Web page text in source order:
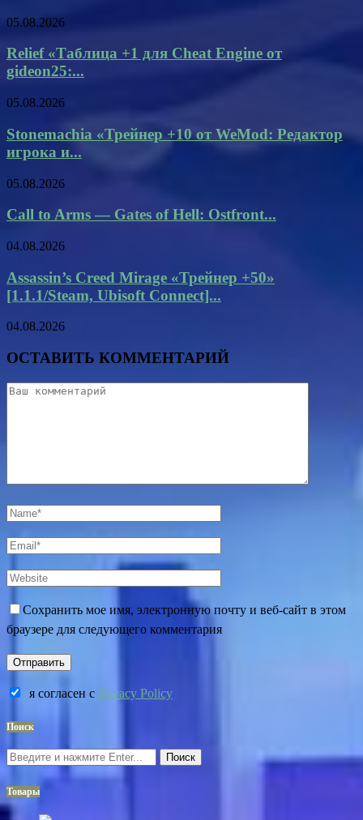
05.08.2026
Relief «Таблица +1 для Cheat Engine от
gideon25:...
05.08.2026
Stonemachia «Трейнер +10 от WeMod: Редактор
игрока и...
05.08.2026
Call to Arms — Gates of Hell: Ostfront...
04.08.2026
Assassin’s Creed Mirage «Трейнер +50»
[1.1.1/Steam, Ubisoft Connect]...
04.08.2026
ОСТАВИТЬ КОММЕНТАРИЙ
Сохранить мое имя, электронную почту и веб-сайт в этом
браузере для следующего комментария
я согласен c Privacy Policy
Поиск
Поиск
Товары